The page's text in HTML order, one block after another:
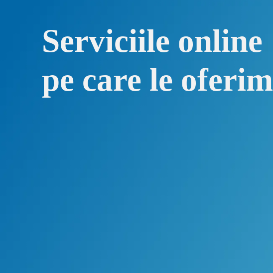
Serviciile online
pe care le oferim